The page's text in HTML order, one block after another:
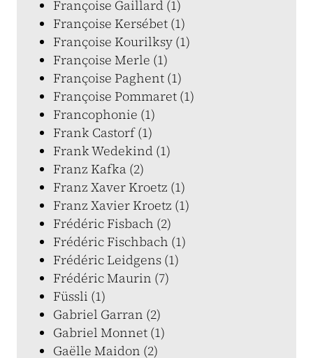
Françoise Gaillard (1)
Françoise Kersébet (1)
Françoise Kourilksy (1)
Françoise Merle (1)
Françoise Paghent (1)
Françoise Pommaret (1)
Francophonie (1)
Frank Castorf (1)
Frank Wedekind (1)
Franz Kafka (2)
Franz Xaver Kroetz (1)
Franz Xavier Kroetz (1)
Frédéric Fisbach (2)
Frédéric Fischbach (1)
Frédéric Leidgens (1)
Frédéric Maurin (7)
Füssli (1)
Gabriel Garran (2)
Gabriel Monnet (1)
Gaëlle Maidon (2)